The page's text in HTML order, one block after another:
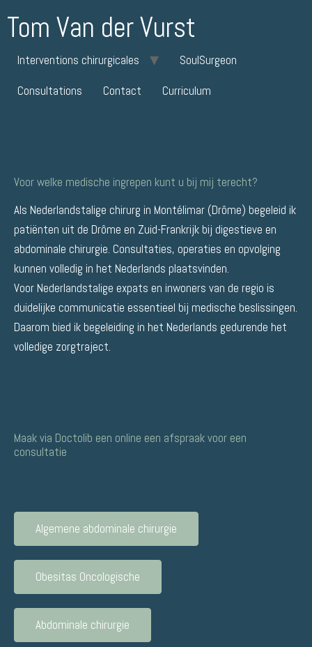
Tom Van der Vurst
Interventions chirurgicales
SoulSurgeon
Consultations
Contact Curriculum
Voor welke medische ingrepen kunt u bij mij terecht?
Als Nederlandstalige chirurg in Montélimar (Drôme) begeleid ik
patiënten uit de Drôme en Zuid-Frankrijk bij digestieve en
abdominale chirurgie. Consultaties, operaties en opvolging
kunnen volledig in het Nederlands plaatsvinden.
Voor Nederlandstalige expats en inwoners van de regio is
duidelijke communicatie essentieel bij medische beslissingen.
Daarom bied ik begeleiding in het Nederlands gedurende het
volledige zorgtraject.
Maak via Doctolib een online een afspraak voor een
consultatie
Algemene abdominale chirurgie
Obesitas Oncologische
Abdominale chirurgie